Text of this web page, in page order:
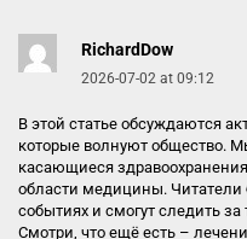
RichardDow
2026-07-02 at 09:12
В этой статье обсуждаются
которые волнуют общество.
касающиеся
области медицины. Читатели
событиях и смогут следить
Смотри, что ещё есть –